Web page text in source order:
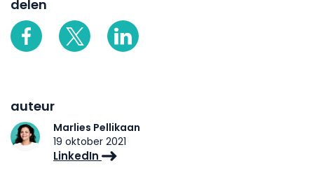
delen
auteur
Marlies Pellikaan
19 oktober 2021
LinkedIn